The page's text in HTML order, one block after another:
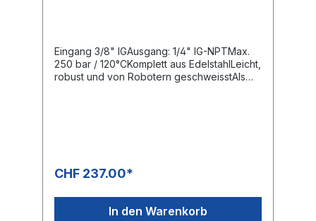
Eingang 3/8" IGAusgang: 1/4" IG-NPTMax.
250 bar / 120°CKomplett aus EdelstahlLeicht,
robust und von Robotern geschweisstAls
CHF 237.00*
In den Warenkorb